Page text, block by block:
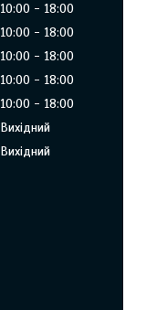
10:00
18:00
10:00
18:00
10:00
18:00
10:00
18:00
10:00
18:00
Вихідний
Вихідний